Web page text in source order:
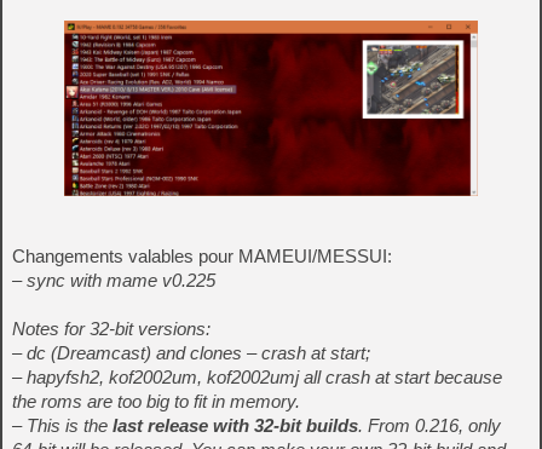
Changements valables pour MAMEUI/MESSUI:
– sync with mame v0.225
Notes for 32-bit versions:
– dc (Dreamcast) and clones – crash at start;
– hapyfsh2, kof2002um, kof2002umj all crash at start because
the roms are too big to fit in memory.
– This is the last release with 32-bit builds. From 0.216, only